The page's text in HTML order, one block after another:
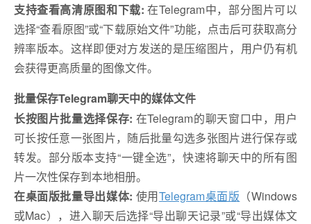
支持查看高清原图和下载: 在Telegram中，部分图片可以
选择“查看原图”或“下载原始文件”功能，点击后可获取高分
辨率版本。这样即便对方发送的是压缩图片，用户仍有机
会获得更高质量的图像文件。
批量保存Telegram聊天中的媒体文件
长按图片批量选择保存: 在Telegram的聊天窗口中，用户
可长按任意一张图片，随后批量勾选多张图片进行保存或
转发。部分版本支持“一键全选”，快速将聊天中的所有图
片一次性保存到本地相册。
在桌面版批量导出媒体: 使用Telegram桌面版 （Windows
或Mac），进入聊天后选择“导出聊天记录”或“导出媒体文